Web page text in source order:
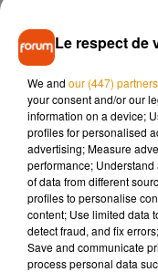
@ouisncf_news
est 11h53, nous
des excuses (dans l
train de devant, 2
plus d électricité
—
Les usagers qui
rembourser leur trajet.
Le respect de
We and our (447) partners
your consent and/or our
information on a device;
profiles for personalised
advertising; Measure
performance;
of data from different
profiles to personalise
content; Use limited data
detect fraud, and fix
Save and communicate
process personal data